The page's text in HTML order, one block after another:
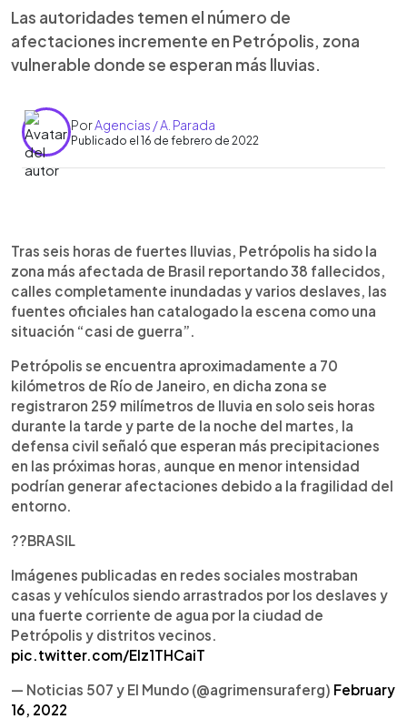
Las autoridades temen el número de
afectaciones incremente en Petrópolis, zona
vulnerable donde se esperan más lluvias.
PorAgencias / A. Parada
Publicado el 16 de febrero de 2022
► Escuchar artículo
Tras seis horas de fuertes lluvias, Petrópolis ha sido la
zona más afectada de Brasil reportando 38 fallecidos,
calles completamente inundadas y varios deslaves, las
fuentes oficiales han catalogado la escena como una
situación “casi de guerra”.
Petrópolis se encuentra aproximadamente a 70
kilómetros de Río de Janeiro, en dicha zona se
registraron 259 milímetros de lluvia en solo seis horas
durante la tarde y parte de la noche del martes, la
defensa civil señaló que esperan más precipitaciones
en las próximas horas, aunque en menor intensidad
podrían generar afectaciones debido a la fragilidad del
entorno.
??BRASIL
Imágenes publicadas en redes sociales mostraban
casas y vehículos siendo arrastrados por los deslaves y
una fuerte corriente de agua por la ciudad de
Petrópolis y distritos vecinos.
pic.twitter.com/Elz1THCaiT
— Noticias 507 y El Mundo (@agrimensuraferg) February
16, 2022